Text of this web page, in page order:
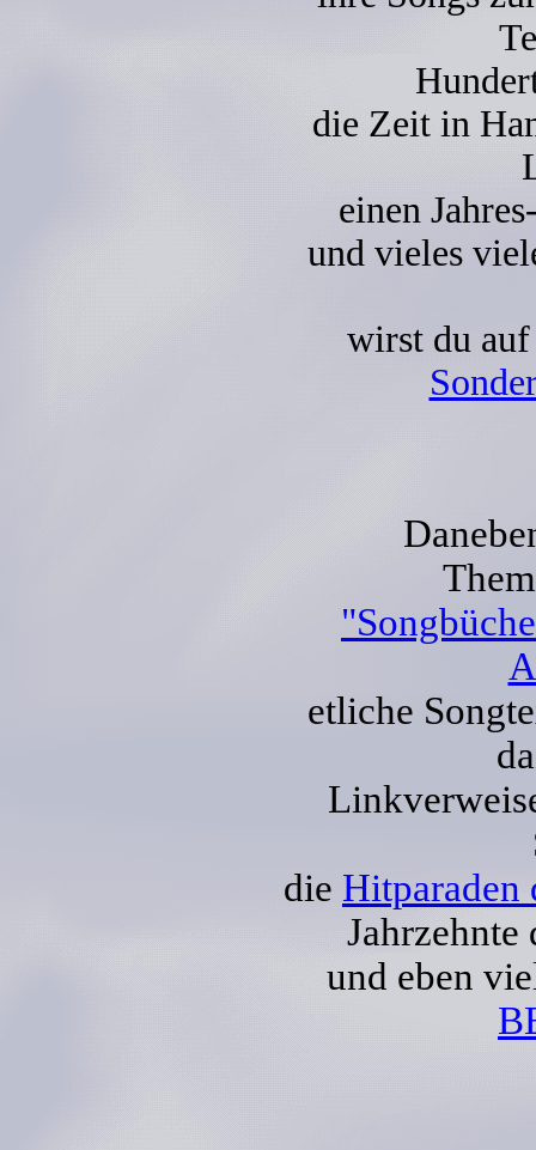
die Zeit in
einen
und vieles
wirst du
etliche
die Hitparaden
Jahrzehnte
und eben